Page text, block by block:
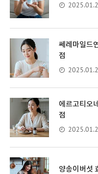
쎄레마일드
점
에르고티오
점
양송이버섯